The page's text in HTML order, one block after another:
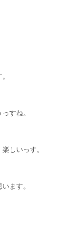
すね。
しいっす。
ます。